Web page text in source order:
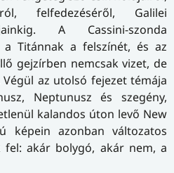
felfedezéséről, Galilei
A Cassini-szonda
a Titánnak a felszínét, és az
gejzírben nemcsak vizet, de
az utolsó fejezet témája
Neptunusz és szegény,
kalandos úton levő New
képein azonban változatos
akár bolygó, akár nem, a